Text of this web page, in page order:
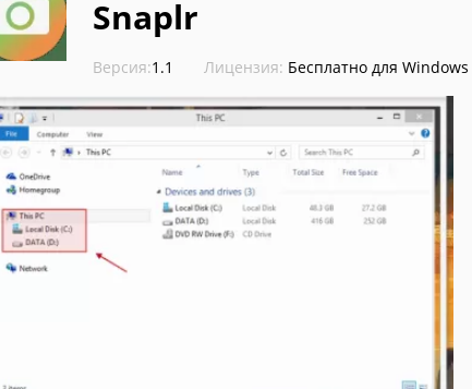
Snaplr
Версия:1.1 Лицензия: Бесплатно для Windows